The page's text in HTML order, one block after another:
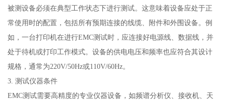
被测设备必须在典型工作状态下进行测试。这意味着设备应处于正
常使用时的配置，包括所有预期连接的线缆、附件和外围设备。例
如，一台打印机在进行EMC测试时，应连接好电源线、数据线，并
处于待机或打印工作模式。设备的供电电压和频率也应符合其设计
规格，通常为220V/50Hz或110V/60Hz。
3. 测试仪器条件
EMC测试需要高精度的专业仪器设备，如频谱分析仪、接收机、天